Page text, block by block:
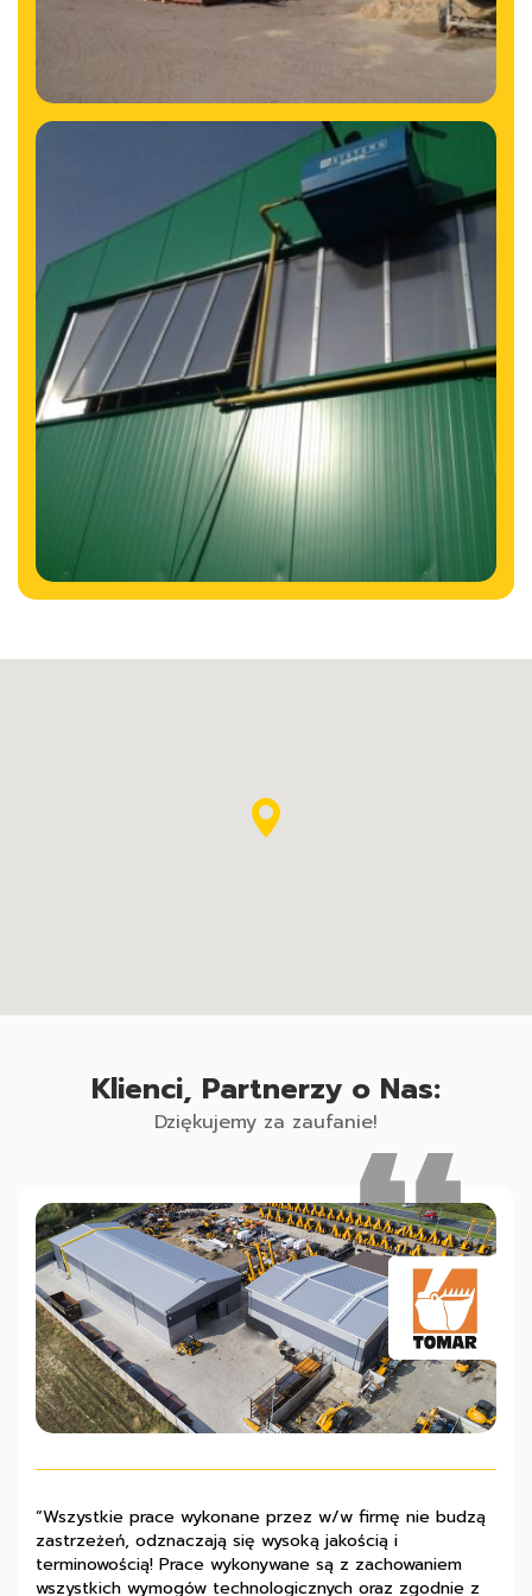
Klienci, Partnerzy o Nas:
Dziękujemy za zaufanie!
“Wszystkie prace wykonane przez w/w firmę nie budzą
zastrzeżeń, odznaczają się wysoką jakością i
terminowością! Prace wykonywane są z zachowaniem
wszystkich wymogów technologicznych oraz zgodnie z
„Z pełną odpowiedzialnością polecamy firmę Pana Marka
Machowskiego jako solidnego partnera inwestycyjnego,
charakteryzującego się przy tym bogatym
doświadczeniem, rzetelnością i sumiennością.”
“Współpraca z firmą Stalmach układała się prawidłowo i
z całą pewnością możemy polecić ją jako solidne
przedsiębiorstwo, które gwarantuje wysoką jakość
wykonywanych robót budowlanych.”